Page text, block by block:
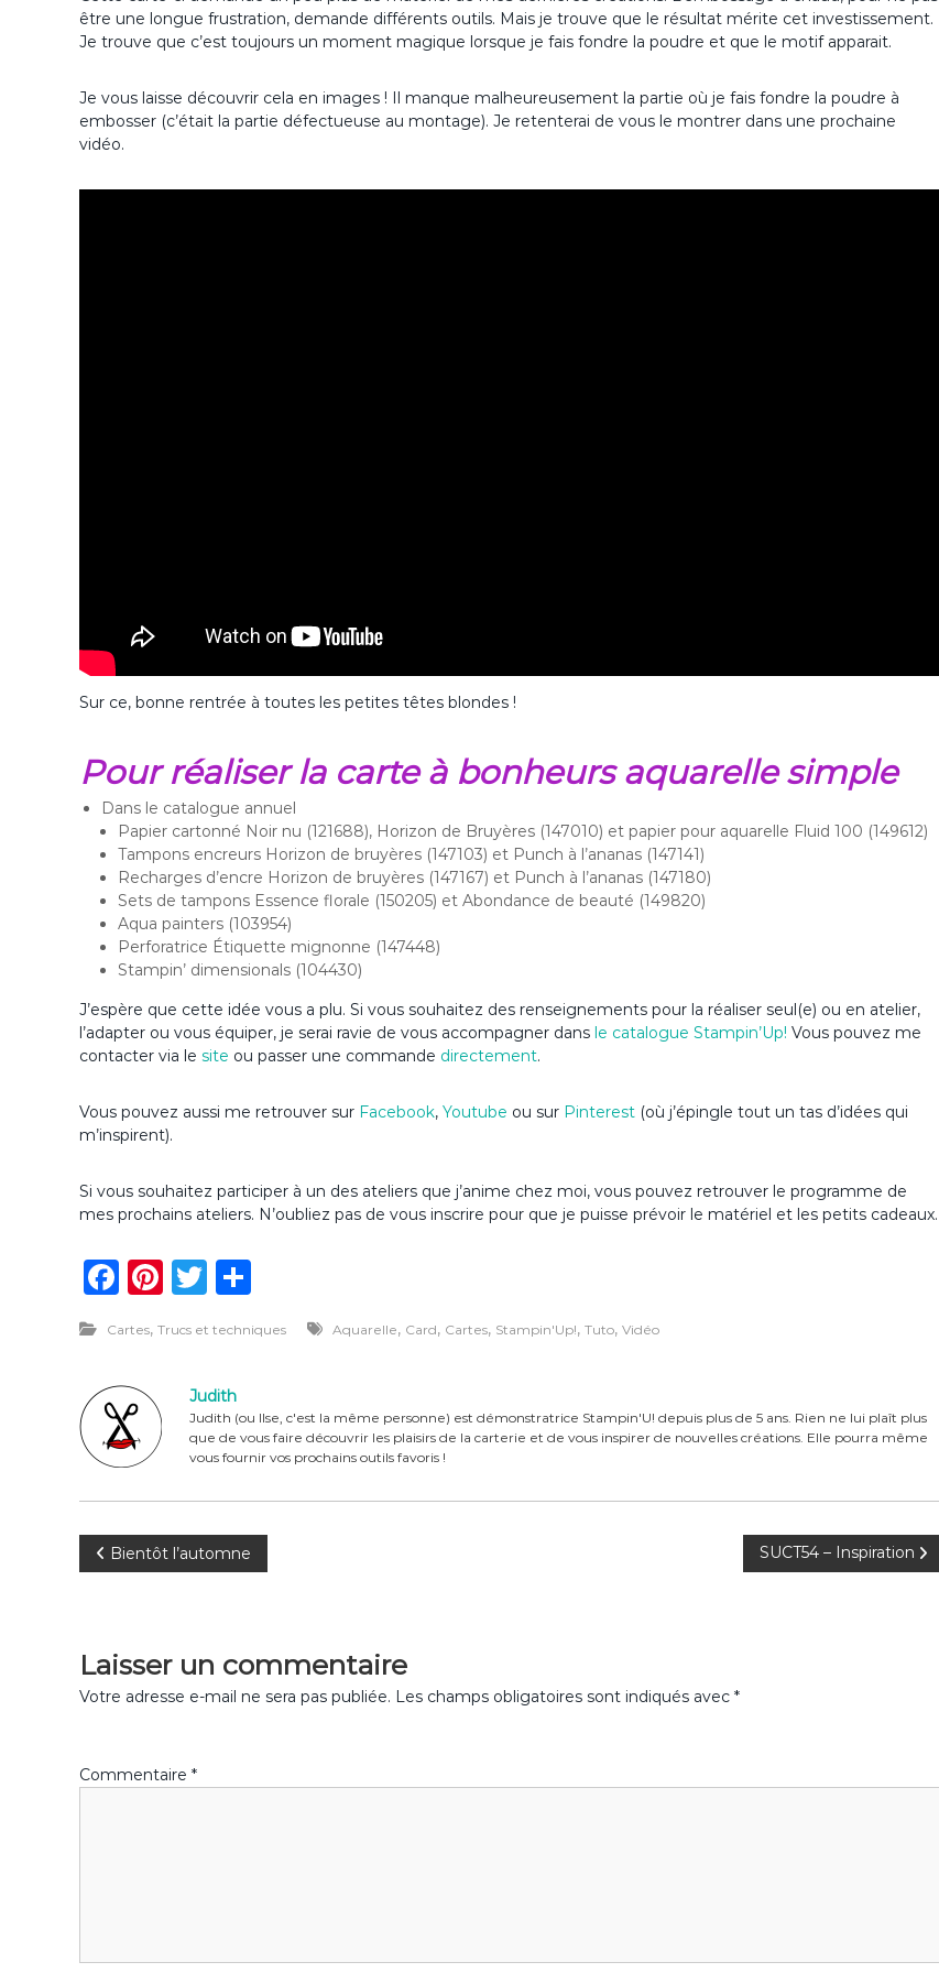
être une longue frustration, demande différents outils. Mais je trouve que le résultat mérite cet investissement.
Je trouve que c’est toujours un moment magique lorsque je fais fondre la poudre et que le motif apparait.
Je vous laisse découvrir cela en images ! Il manque malheureusement la partie où je fais fondre la poudre à
embosser (c’était la partie défectueuse au montage). Je retenterai de vous le montrer dans une prochaine
vidéo.
Sur ce, bonne rentrée à toutes les petites têtes blondes !
Pour réaliser la carte à bonheurs aquarelle simple
Dans le catalogue annuel
Papier cartonné Noir nu (121688), Horizon de Bruyères (147010) et papier pour aquarelle Fluid 100 (149612)
Tampons encreurs Horizon de bruyères (147103) et Punch à l’ananas (147141)
Recharges d’encre Horizon de bruyères (147167) et Punch à l’ananas (147180)
Sets de tampons Essence florale (150205) et Abondance de beauté (149820)
Aqua painters (103954)
Perforatrice Étiquette mignonne (147448)
Stampin’ dimensionals (104430)
J’espère que cette idée vous a plu. Si vous souhaitez des renseignements pour la réaliser seul(e) ou en atelier,
l’adapter ou vous équiper, je serai ravie de vous accompagner dans le catalogue Stampin’Up! Vous pouvez me
contacter via le site ou passer une commande directement.
Vous pouvez aussi me retrouver sur Facebook, Youtube ou sur Pinterest (où j’épingle tout un tas d’idées qui
m’inspirent).
Si vous souhaitez participer à un des ateliers que j’anime chez moi, vous pouvez retrouver le programme de
mes prochains ateliers. N’oubliez pas de vous inscrire pour que je puisse prévoir le matériel et les petits cadeaux.
F
c
e
b
o
k
Pi
te
re
st
T
it
te
r
ta
er
Cartes, Trucs et techniques Aquarelle, Card, Cartes, Stampin'Up!, Tuto, Vidéo
Judith
Judith (ou Ilse, c'est la même personne) est démonstratrice Stampin'U! depuis plus de 5 ans. Rien ne lui plaît plus
que de vous faire découvrir les plaisirs de la carterie et de vous inspirer de nouvelles créations. Elle pourra même
vous fournir vos prochains outils favoris !
N
v
i
o
Bientôt l’automne SUCT54 – Inspiration
Laisser un commentaire
Votre adresse e-mail ne sera pas publiée. Les champs obligatoires sont indiqués avec *
Commentaire *